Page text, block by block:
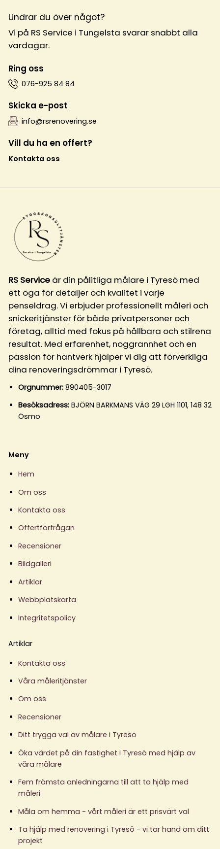
Undrar du över något?
Vi på RS Service i Tungelsta svarar snabbt alla
vardagar.
Ring oss
076-925 84 84
Skicka e-post
info@rsrenovering.se
Vill du ha en offert?
Kontakta oss
RS Serviceär din pålitliga målare i Tyresö med
ett öga för detaljer och kvalitet i varje
penseldrag. Vi erbjuder professionellt måleri och
snickeritjänster för både privatpersoner och
företag, alltid med fokus på hållbara och stilrena
resultat. Med erfarenhet, noggrannhet och en
passion för hantverk hjälper vi dig att förverkliga
dina renoveringsdrömmar i Tyresö.
Orgnummer: 890405-3017
Besöksadress: BJÖRN BARKMANS VÄG 29 LGH 1101, 148 32
Ösmo
Meny
Hem
Om oss
Kontakta oss
Offertförfrågan
Recensioner
Bildgalleri
Artiklar
Webbplatskarta
Integritetspolicy
Artiklar
Kontakta oss
Våra måleritjänster
Om oss
Recensioner
Ditt trygga val av målare i Tyresö
Öka värdet på din fastighet i Tyresö med hjälp av
våra målare
Fem främsta anledningarna till att ta hjälp med
måleri
Måla om hemma - vårt måleri är ett prisvärt val
Ta hjälp med renovering i Tyresö - vi tar hand om ditt
projekt